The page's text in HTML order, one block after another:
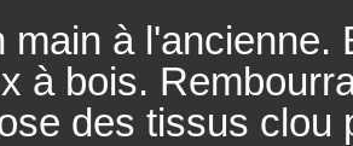
main à
à bois.
des tissus clou